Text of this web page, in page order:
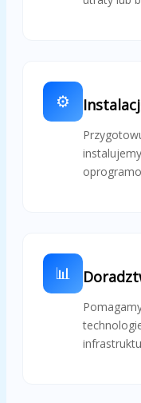
⚙️
📊